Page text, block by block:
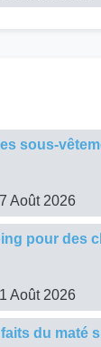
sous-
Août 2026
pour des
Août 2026
du maté